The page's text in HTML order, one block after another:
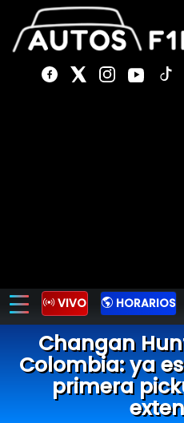
VIVO HORARIOS
Changan
Colombia: ya
primera